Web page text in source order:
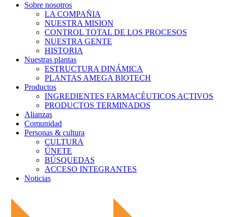
Sobre nosotros
LA COMPAÑIA
NUESTRA MISION
CONTROL TOTAL DE LOS PROCESOS
NUESTRA GENTE
HISTORIA
Nuestras plantas
ESTRUCTURA DINÁMICA
PLANTAS AMEGA BIOTECH
Productos
INGREDIENTES FARMACÉUTICOS ACTIVOS
PRODUCTOS TERMINADOS
Alianzas
Comunidad
Personas & cultura
CULTURA
ÚNETE
BÚSQUEDAS
ACCESO INTEGRANTES
Noticias